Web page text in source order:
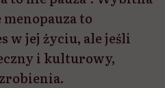
to
w jej życiu, ale jeśli
i kulturowy,